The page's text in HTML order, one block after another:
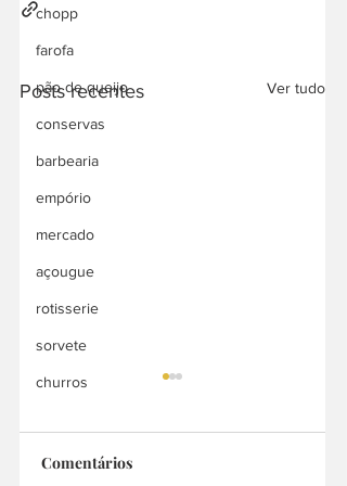
chopp
farofa
pão de queijo
conservas
barbearia
empório
mercado
açougue
rotisserie
sorvete
churros
Posts recentes Ver tudo
Marmi fit
Comentários